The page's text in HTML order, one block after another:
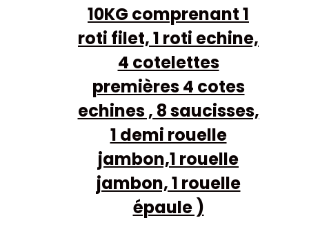
10KG comprenant 1
roti filet, 1 roti echine,
4 cotelettes
premières 4 cotes
echines , 8 saucisses,
1 demi rouelle
jambon,1 rouelle
jambon, 1 rouelle
épaule )